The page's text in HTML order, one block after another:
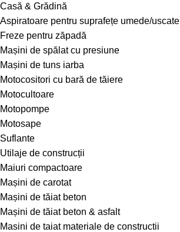
Casă & Grădină
Aspiratoare pentru suprafețe umede/uscate
Freze pentru zăpadă
Mașini de spălat cu presiune
Mașini de tuns iarba
Motocositori cu bară de tăiere
Motocultoare
Motopompe
Motosape
Suflante
Utilaje de construcții
Maiuri compactoare
Mașini de carotat
Mașini de tăiat beton
Mașini de tăiat beton & asfalt
Masini de taiat materiale de constructii